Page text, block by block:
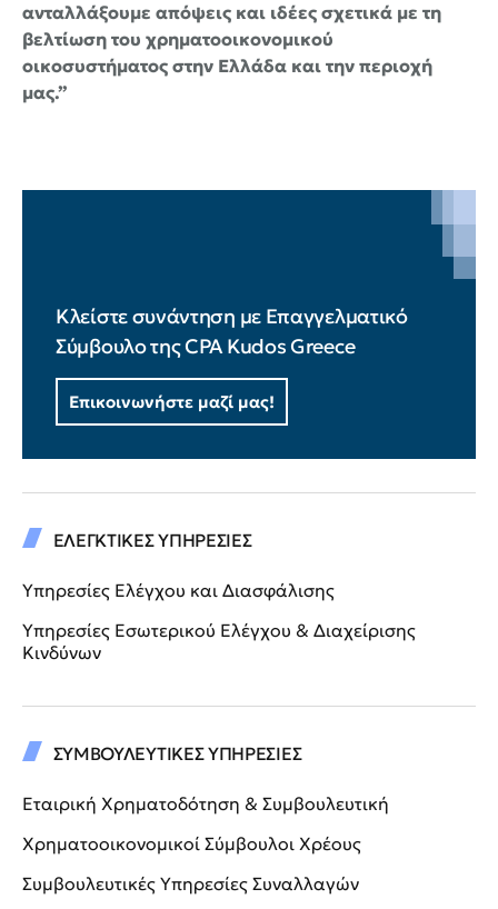
ανταλλάξουμε απόψεις και ιδέες σχετικά με τη
βελτίωση του χρηματοοικονομικού
οικοσυστήματος στην Ελλάδα και την περιοχή
μας.”
Κλείστε συνάντηση με Επαγγελματικό
Σύμβουλο της CPA Kudos Greece
Επικοινωνήστε μαζί μας!
ΕΛΕΓΚΤΙΚΕΣ ΥΠΗΡΕΣΙΕΣ
Υπηρεσίες Ελέγχου και Διασφάλισης
Υπηρεσίες Εσωτερικού Ελέγχου & Διαχείρισης
Κινδύνων
ΣΥΜΒΟΥΛΕΥΤΙΚΕΣ ΥΠΗΡΕΣΙΕΣ
Εταιρική Χρηματοδότηση & Συμβουλευτική
Χρηματοοικονομικοί Σύμβουλοι Χρέους
Συμβουλευτικές Υπηρεσίες Συναλλαγών